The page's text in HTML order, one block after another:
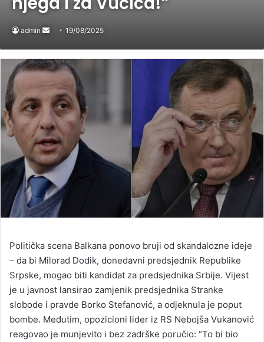
admin
Send
email
19/08/2025
Politička scena Balkana ponovo bruji od skandalozne ideje
– da bi Milorad Dodik, donedavni predsjednik Republike
Srpske, mogao biti kandidat za predsjednika Srbije. Vijest
je u javnost lansirao zamjenik predsjednika Stranke
slobode i pravde Borko Stefanović, a odjeknula je poput
bombe. Međutim, opozicioni lider iz RS Nebojša Vukanović
reagovao je munjevito i bez zadrške poručio: “To bi bio